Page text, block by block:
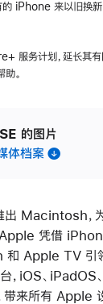
的 iPhone 来以旧换
服务计划，延长其有
。
的图片
体档案
Macintosh，
Apple 凭借
Apple TV 引领
，iOS、iPadOS
来所有 Apple